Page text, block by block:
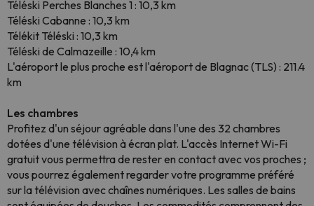
Téléski Perches Blanches 1 : 10,3 km
Téléski Cabanne : 10,3 km
Télékit Téléski : 10,3 km
Téléski de Calmazeille : 10,4 km
L'aéroport le plus proche est l'aéroport de Blagnac (TLS) : 211.4
km
Les chambres
Profitez d'un séjour agréable dans l'une des 32 chambres
dotées d'une télévision à écran plat. L'accès Internet Wi-Fi
gratuit vous permettra de rester en contact avec vos proches ;
vous pourrez également regarder votre programme préféré
sur la télévision avec chaînes numériques. Les salles de bains